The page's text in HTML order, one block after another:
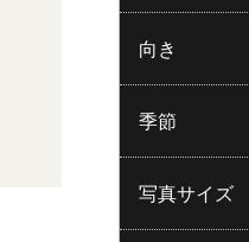
向き
季節
写真サイズ